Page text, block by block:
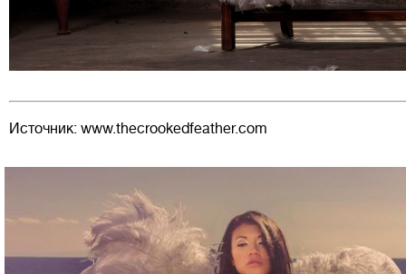
Источник: www.thecrookedfeather.com